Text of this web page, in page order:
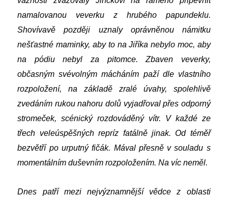
namalovanou veverku z hrubého papundeklu.
Shovívavě později uznaly oprávněnou námitku
nešťastné maminky, aby to na Jiříka nebylo moc, aby
na pódiu nebyl za pitomce. Zbaven veverky,
občasným svévolným mácháním paží dle vlastního
rozpoložení, na základě zralé úvahy, spolehlivě
zvedáním rukou nahoru dolů vyjadřoval přes odporný
stromeček, scénický rozdováděný vítr. V každé ze
třech veleúspěšných repríz fatálně jinak. Od téměř
bezvětří po urputný fičák. Mával přesně v souladu s
momentálním duševním rozpoložením. Na víc neměl.
Dnes patří mezi nejvýznamnější vědce z oblasti